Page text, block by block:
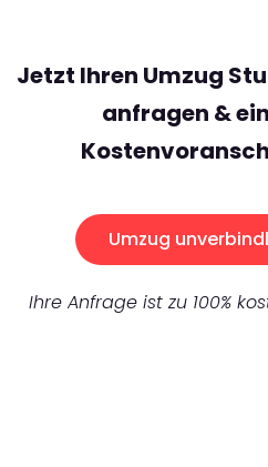
Jetzt Ihren Umzug
anfragen &
Umzug
Ihre Anfrage ist zu 100%